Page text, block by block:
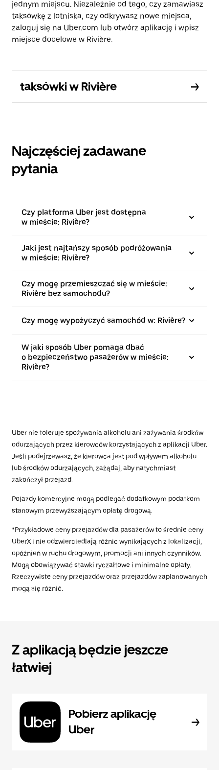
jednym miejscu. Niezależnie od tego, czy zamawiasz
taksówkę z lotniska, czy odkrywasz nowe miejsca,
zaloguj się na Uber.com lub otwórz aplikację i wpisz
miejsce docelowe w Rivière.
taksówki w Rivière
Najczęściej zadawane
pytania
Czy platforma Uber jest dostępna
w mieście: Rivière?
Jaki jest najtańszy sposób podróżowania
w mieście: Rivière?
Czy mogę przemieszczać się w mieście:
Rivière bez samochodu?
Czy mogę wypożyczyć samochód w: Rivière?
W jaki sposób Uber pomaga dbać
o bezpieczeństwo pasażerów w mieście:
Rivière?
Uber nie toleruje spożywania alkoholu ani zażywania środków
odurzających przez kierowców korzystających z aplikacji Uber.
Jeśli podejrzewasz, że kierowca jest pod wpływem alkoholu
lub środków odurzających, zażądaj, aby natychmiast
zakończył przejazd.
Pojazdy komercyjne mogą podlegać dodatkowym podatkom
stanowym przewyższającym opłatę drogową.
*Przykładowe ceny przejazdów dla pasażerów to średnie ceny
UberX i nie odzwierciedlają różnic wynikających z lokalizacji,
opóźnień w ruchu drogowym, promocji ani innych czynników.
Mogą obowiązywać stawki ryczałtowe i minimalne opłaty.
Rzeczywiste ceny przejazdów oraz przejazdów zaplanowanych
mogą się różnić.
Z aplikacją będzie jeszcze
łatwiej
Pobierz aplikację
Uber